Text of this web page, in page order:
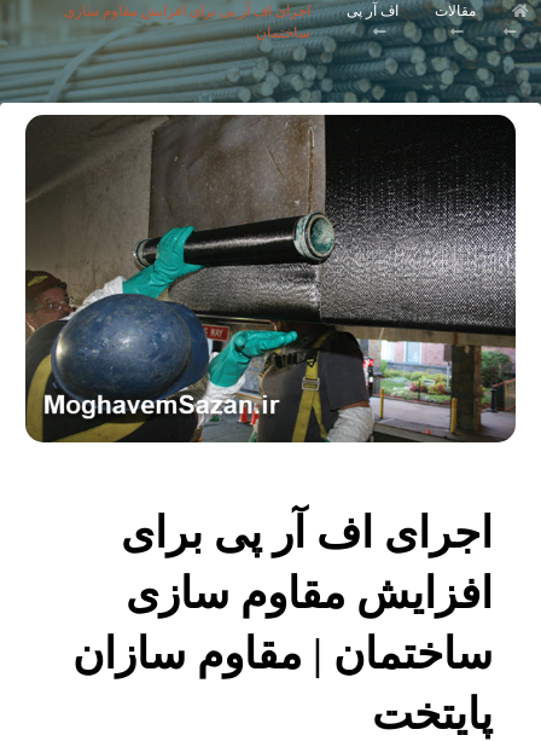
مقالات اف آر پی
اجرای اف آر پی برای افزایش مقاوم سازی
ساختمان
اجرای اف آر پی برای
افزایش مقاوم سازی
ساختمان | مقاوم سازان
پایتخت